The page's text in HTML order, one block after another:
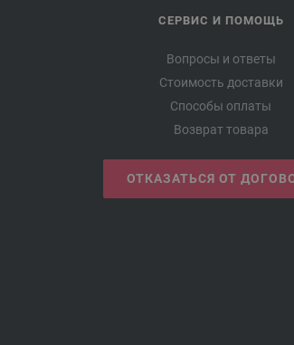
СЕРВИС И ПОМОЩЬ
Вопросы и ответы
Стоимость доставки
Способы оплаты
Возврат товара
ОТКАЗАТЬСЯ ОТ